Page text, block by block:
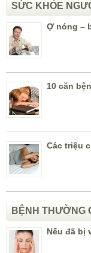
SỨC KHỎE
Ợ nóng –
10 căn
Các triệu
BỆNH THƯỜNG
Nếu đã bị